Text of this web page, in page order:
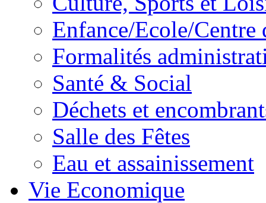
Enfance/Ecole/Centre
Formalités
Santé & Social
Déchets et
Salle des Fêtes
Eau et assainissement
Vie Economique